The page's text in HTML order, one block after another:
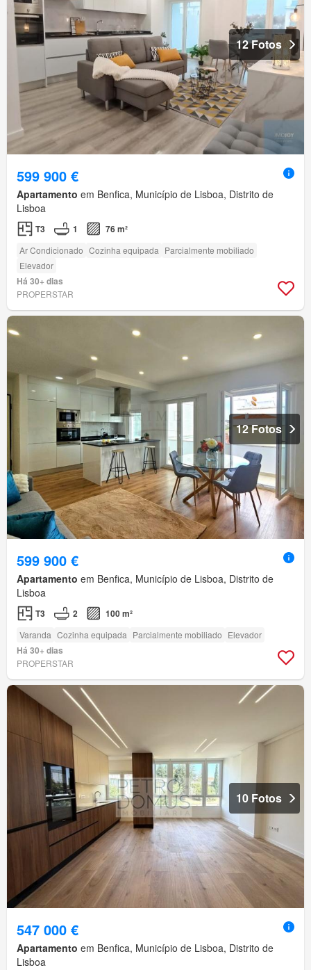
12 Fotos
599 900 €
Apartamento em Benfica, Município de Lisboa, Distrito de
Lisboa
T3 1 76 m²
Ar Condicionado Cozinha equipada Parcialmente mobiliado
Elevador
Há 30+ dias
PROPERSTAR
12 Fotos
599 900 €
Apartamento em Benfica, Município de Lisboa, Distrito de
Lisboa
T3 2 100 m²
Varanda Cozinha equipada Parcialmente mobiliado Elevador
Há 30+ dias
PROPERSTAR
10 Fotos
547 000 €
Apartamento em Benfica, Município de Lisboa, Distrito de
Lisboa